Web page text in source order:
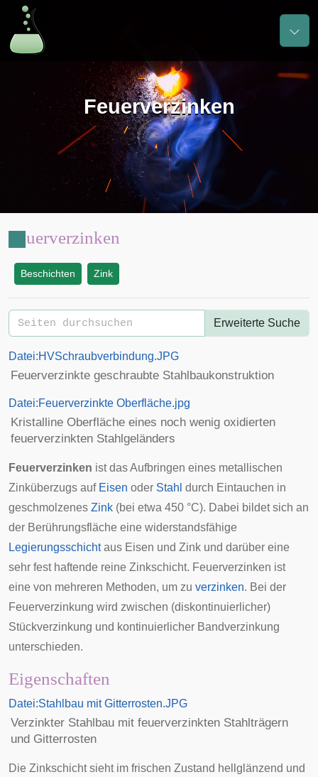
Feuerverzinken
Feuerverzinken
Beschichten Zink
Erweiterte Suche
Datei:HVSchraubverbindung.JPG
Feuerverzinkte geschraubte Stahlbaukonstruktion
Datei:Feuerverzinkte Oberfläche.jpg
Kristalline Oberfläche eines noch wenig oxidierten
feuerverzinkten Stahlgeländers
Feuerverzinken ist das Aufbringen eines metallischen
Zinküberzugs auf Eisen oder Stahl durch Eintauchen in
geschmolzenes Zink (bei etwa 450 °C). Dabei bildet sich an
der Berührungsfläche eine widerstandsfähige
Legierungsschichtaus Eisen und Zink und darüber eine
sehr fest haftende reine Zinkschicht. Feuerverzinken ist
eine von mehreren Methoden, um zu verzinken. Bei der
Feuerverzinkung wird zwischen (diskontinuierlicher)
Stückverzinkung und kontinuierlicher Bandverzinkung
unterschieden.
Eigenschaften
Datei:Stahlbau mit Gitterrosten.JPG
Verzinkter Stahlbau mit feuerverzinkten Stahlträgern
und Gitterrosten
Die Zinkschicht sieht im frischen Zustand hellglänzend und